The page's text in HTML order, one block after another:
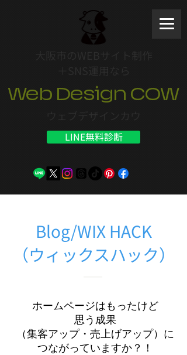
Web Design COW
LINE無料診断
Blog/WIX HACK
（ウィックスハック）
ホームページはもったけど
思う成果
（集客アップ・売上げアップ）に
つながっていますか？！